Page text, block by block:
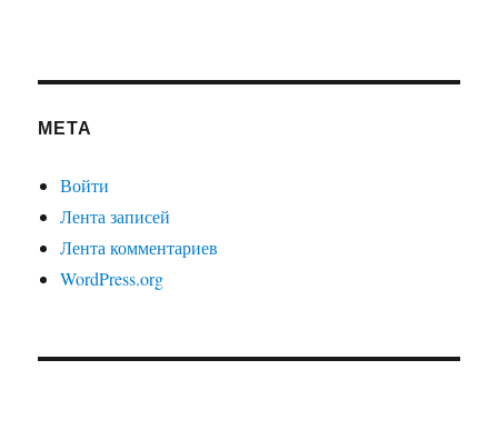
МЕТА
Войти
Лента записей
Лента комментариев
WordPress.org